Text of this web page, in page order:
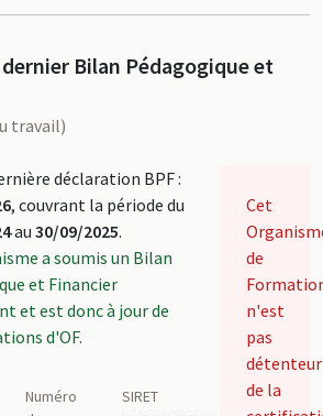
Bilan Pédagogique et
travail)
déclaration BPF :
, couvrant la période du
au 30/09/2025.
a soumis un Bilan
et Financier
et est donc à jour de
d'OF.
Numéro
SIRET
Cet
de
n'est
pas
détenteur
de la